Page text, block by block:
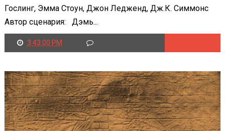
Гослинг, Эмма Стоун, Джон Ледженд, Дж.К. Симмонс
Автор сценария: Дэмь...
3:43:00 PM